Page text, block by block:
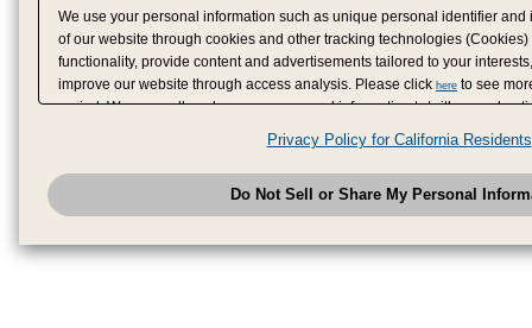
We use your personal information such as unique personal identifier
of our website through cookies and other tracking technologies
functionality, provide content and advertisements tailored to your
improve our website through access analysis. Please click here to see
period. We may sell or share your personal information to/with our
analytics service partners. These partners may combine the data shared
have provided to them or that they have collected from your use of their
analyze and optimize advertisements delivered to you by businesses
have the right to opt out of sale or share of your personal information by
to exercise your right. If we have detected an opt-out
honored.Change your sell or share preference
Privacy Policy for California Residents
Do Not Sell or Share My Personal